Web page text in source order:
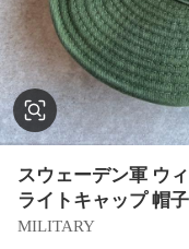
スウェーデン軍 ウ
ライトキャップ 帽
MILITARY